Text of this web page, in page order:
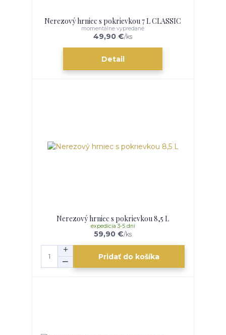
Nerezový hrniec s pokrievkou 7 L CLASSIC
49,90 €/ks
momentálne vypredané
Detail
Nerezový hrniec s pokrievkou 8,5 L
59,90 €/ks
expedícia 3-5 dní
Pridať do košíka